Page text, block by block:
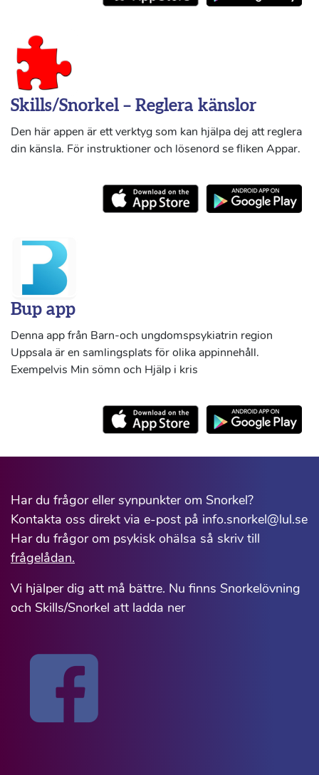
Skills/Snorkel – Reglera känslor
Den här appen är ett verktyg som kan hjälpa dej att reglera
din känsla. För instruktioner och lösenord se fliken Appar.
Bup app
Denna app från Barn-och ungdomspsykiatrin region
Uppsala är en samlingsplats för olika appinnehåll.
Exempelvis Min sömn och Hjälp i kris
Har du frågor eller synpunkter om Snorkel?
Kontakta oss direkt via e-post på info.snorkel@lul.se
Har du frågor om psykisk ohälsa så skriv till
frågelådan.
Vi hjälper dig att må bättre. Nu finns Snorkelövning
och Skills/Snorkel att ladda ner